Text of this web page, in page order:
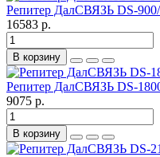
Репитер ДалСВЯЗЬ DS-
16583 р.
В корзину
Репитер ДалСВЯЗЬ DS-
9075 р.
В корзину